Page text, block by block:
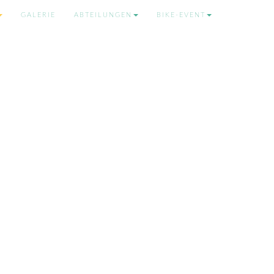
GALERIE ABTEILUNGEN BIKE-EVENT